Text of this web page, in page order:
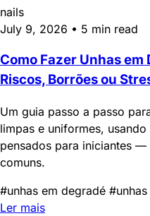
nails
July 9, 2026 • 5 min read
Como Fazer Unhas em
Riscos, Borrões ou
Um guia passo a passo
limpas e uniformes,
pensados para iniciantes
comuns.
#unhas em degradé
Ler mais